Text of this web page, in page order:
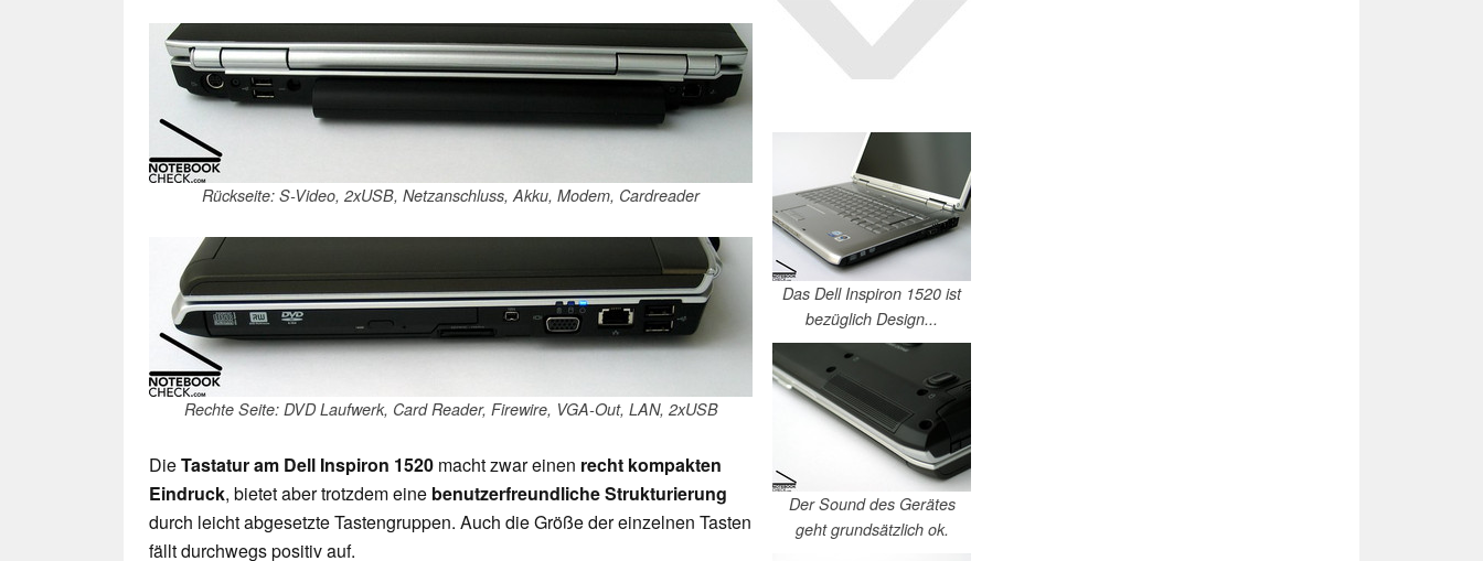
Rückseite: S-Video, 2xUSB, Netzanschluss, Akku, Modem, Cardreader
Rechte Seite: DVD Laufwerk, Card Reader, Firewire, VGA-Out, LAN, 2xUSB
DieTastatur am Dell Inspiron 1520 macht zwar einen recht kompakten
Eindruck, bietet aber trotzdem eine benutzerfreundliche Strukturierung
durch leicht abgesetzte Tastengruppen. Auch die Größe der einzelnen Tasten
fällt durchwegs positiv auf.
Das Dell Inspiron 1520 ist
bezüglich Design...
Der Sound des Gerätes
geht grundsätzlich ok.